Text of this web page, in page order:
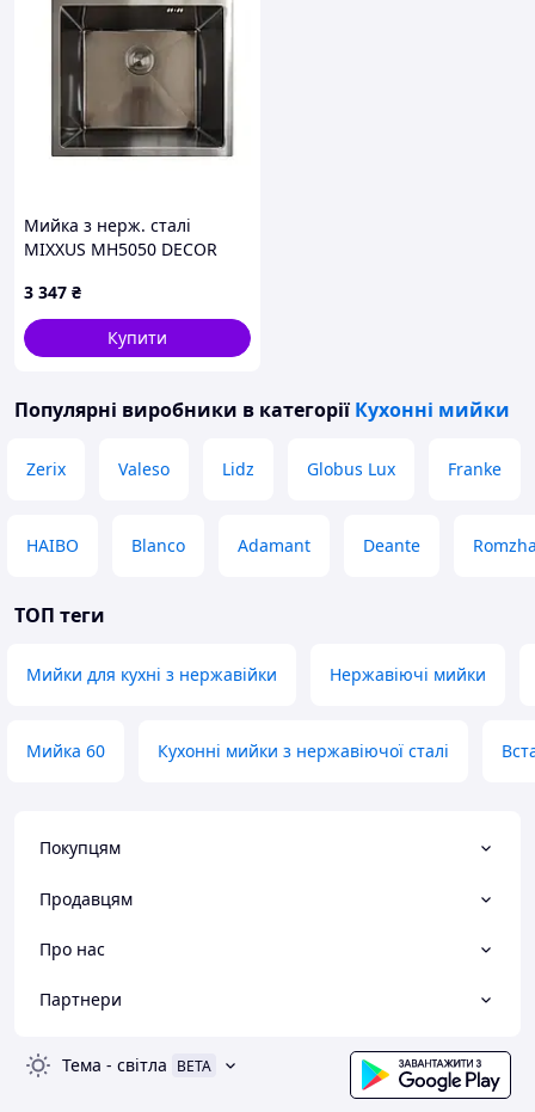
Мийка з нерж. сталі
MIXXUS MH5050 DECOR
графіт) (MX1929)
3 347 ₴
Купити
Популярні виробники в категорії Кухонні мийки
Zerix Valeso Lidz Globus Lux Franke
HAIBO Blanco Adamant Deante
ТОП теги
Мийки для кухні з нержавійки Нержавіючі мийки
Мийка 60 Кухонні мийки з нержавіючої сталі
Покупцям
Продавцям
Про нас
Партнери
Тема - світла BETA